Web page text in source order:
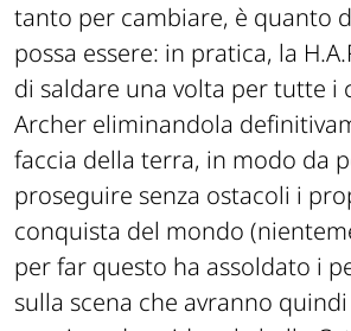
tanto per cambiare, è quanto
possa essere: in pratica, la
di saldare una volta per tutte i
Archer eliminandola
faccia della terra, in modo da
proseguire senza ostacoli i
conquista del mondo
per far questo ha assoldato i
sulla scena che avranno